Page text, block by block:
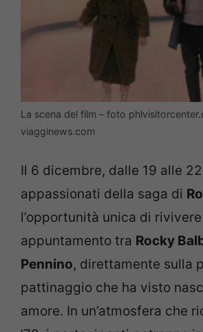
La scena del film – foto
viagginews.com
Il 6 dicembre, dalle 19 alle
appassionati della saga di
l’opportunità unica di
appuntamento tra Rocky
Pennino, direttamente sulla
pattinaggio che ha visto
amore. In un’atmosfera che